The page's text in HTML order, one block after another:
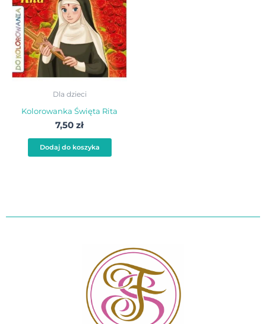
Dla dzieci
Kolorowanka Święta Rita
7,50 zł
Dodaj do koszyka